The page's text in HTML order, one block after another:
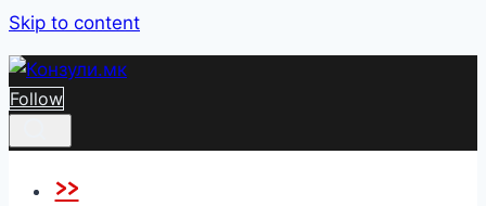
Skip to content
Follow
>>